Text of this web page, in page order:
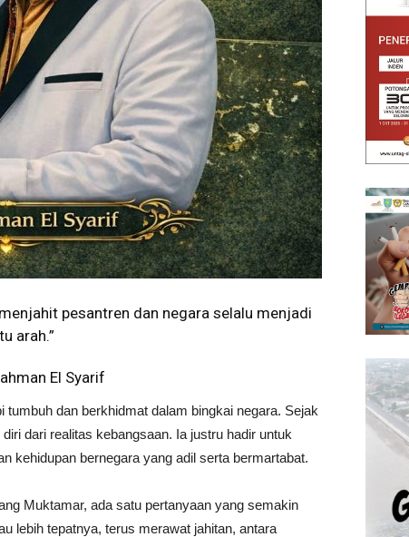
pesantren dan negara selalu menjadi
arah.”
El Syarif
dan berkhidmat dalam bingkai negara. Sejak
dari realitas kebangsaan. Ia justru hadir untuk
kehidupan bernegara yang adil serta bermartabat.
Muktamar, ada satu pertanyaan yang semakin
lebih tepatnya, terus merawat jahitan, antara